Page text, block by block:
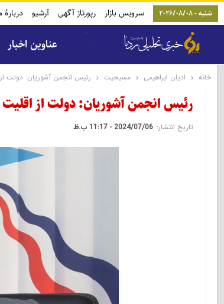
شنبه - 2026/08/08 سرویس بازار رپورتاژ آگهی آرشیو دربارۀ
عناوین اخبار
خانه ادیان ابراهیمی مسیحیت رئیس انجمن آشوریان: دولت از
رئیس انجمن آشوریان: دولت از اقلیت
تاریخ انتشار: 2024/07/06 - 11:17 ب.ظ